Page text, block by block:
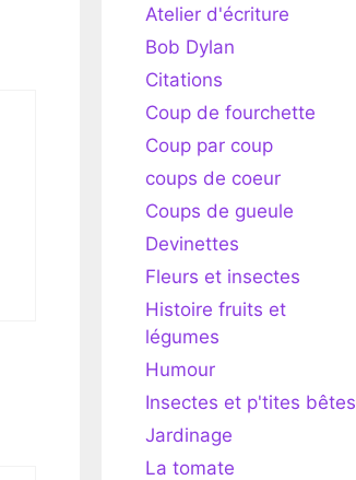
Atelier d'écriture
Bob Dylan
Citations
Coup de fourchette
Coup par coup
coups de coeur
Coups de gueule
Devinettes
Fleurs et insectes
Histoire fruits et
légumes
Humour
Insectes et p'tites bêtes
Jardinage
La tomate